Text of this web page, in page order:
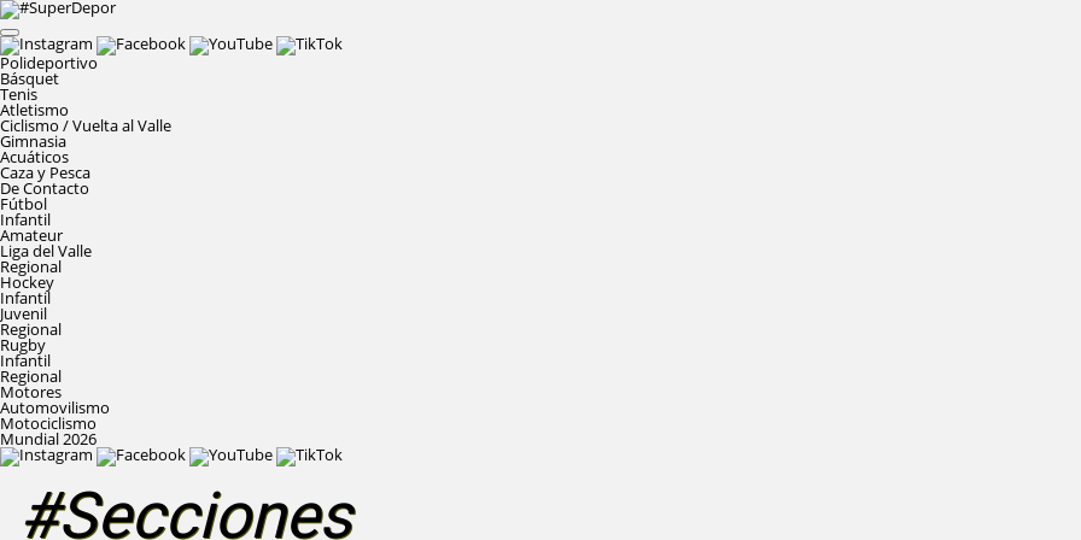
Polideportivo
Básquet
Tenis
Atletismo
Ciclismo / Vuelta al Valle
Gimnasia
Acuáticos
Caza y Pesca
De Contacto
Fútbol
Infantil
Amateur
Liga del Valle
Regional
Hockey
Infantil
Juvenil
Regional
Rugby
Infantil
Regional
Motores
Automovilismo
Motociclismo
Mundial 2026
#Secciones